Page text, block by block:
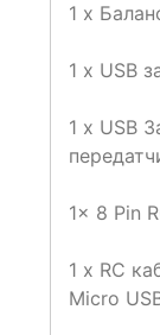
1 х
1 х USB
1 x USB
1x 8 Pin
1 х RC
Micro